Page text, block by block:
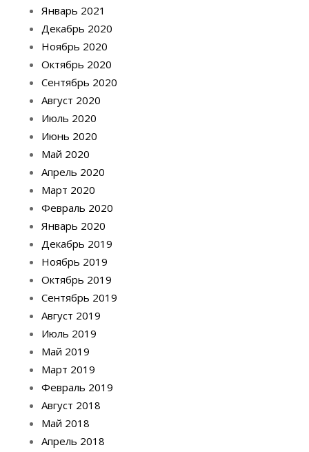
Январь 2021
Декабрь 2020
Ноябрь 2020
Октябрь 2020
Сентябрь 2020
Август 2020
Июль 2020
Июнь 2020
Май 2020
Апрель 2020
Март 2020
Февраль 2020
Январь 2020
Декабрь 2019
Ноябрь 2019
Октябрь 2019
Сентябрь 2019
Август 2019
Июль 2019
Май 2019
Март 2019
Февраль 2019
Август 2018
Май 2018
Апрель 2018